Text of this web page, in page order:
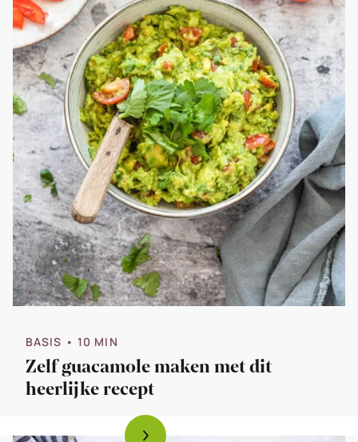
BASIS • 10 MIN
Zelf guacamole maken met dit
heerlijke recept